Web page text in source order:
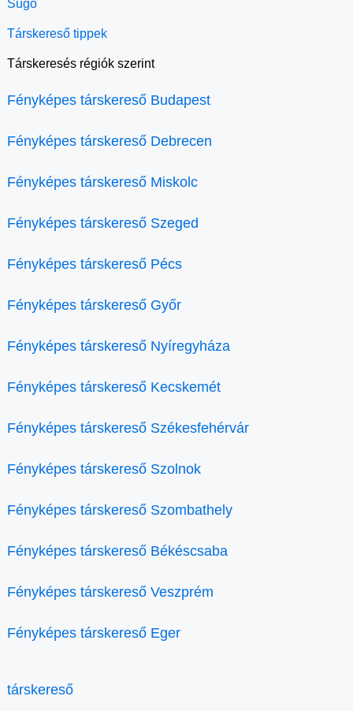
Súgó
Társkereső tippek
Társkeresés régiók szerint
Fényképes társkereső Budapest
Fényképes társkereső Debrecen
Fényképes társkereső Miskolc
Fényképes társkereső Szeged
Fényképes társkereső Pécs
Fényképes társkereső Győr
Fényképes társkereső Nyíregyháza
Fényképes társkereső Kecskemét
Fényképes társkereső Székesfehérvár
Fényképes társkereső Szolnok
Fényképes társkereső Szombathely
Fényképes társkereső Békéscsaba
Fényképes társkereső Veszprém
Fényképes társkereső Eger
társkereső